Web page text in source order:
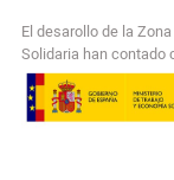
El desarollo de la
Solidaria han contado